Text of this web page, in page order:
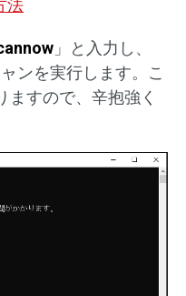
法
」と入力し、
ンを実行します。こ
ますので、辛抱強く